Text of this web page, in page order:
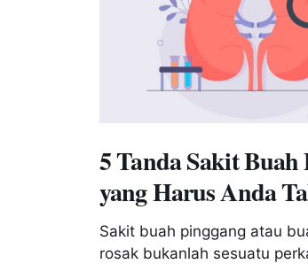
5 Tanda Sakit Buah
yang Harus Anda
Sakit buah pinggang atau
rosak bukanlah sesuatu